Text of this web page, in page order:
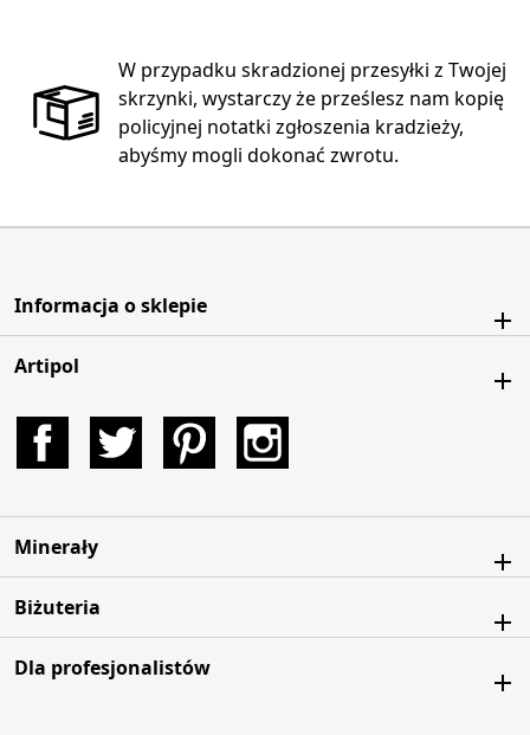
W przypadku skradzionej przesyłki z Twojej
skrzynki, wystarczy że prześlesz nam kopię
policyjnej notatki zgłoszenia kradzieży,
abyśmy mogli dokonać zwrotu.
Informacja o sklepie
Artipol
Facebook Twitter Pinterest
Minerały
Biżuteria
Dla profesjonalistów